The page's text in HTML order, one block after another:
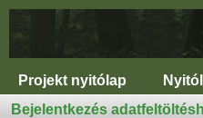
Projekt nyitólap
Bejelentkezés